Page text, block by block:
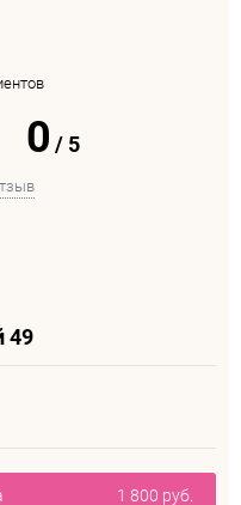
0 /5
49
1 800 руб.